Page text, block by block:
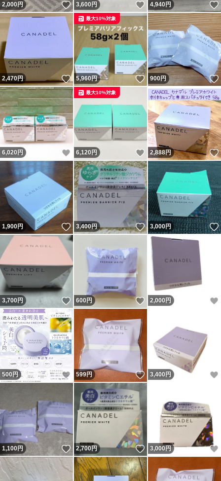
2,000円 いいね！
3,600円 いいね！
4,940円
2,470円 いいね！
5,960円 いいね！
最大10%対象
900円
6,020 円 いいね！
6,120円 いいね！
最大10%対象
2,888円
1,900円 いいね！
3,400円 いいね！
3,000円
3,700円 いいね！
600円 いいね！
2,000 円
500 円 いいね！
599円 いいね！
3,400 円
1,100円 いいね！
2,700円 いいね！
3,000円